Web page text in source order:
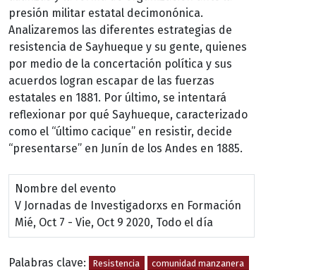
presión militar estatal decimonónica.
Analizaremos las diferentes estrategias de
resistencia de Sayhueque y su gente, quienes
por medio de la concertación política y sus
acuerdos logran escapar de las fuerzas
estatales en 1881. Por último, se intentará
reflexionar por qué Sayhueque, caracterizado
como el “último cacique” en resistir, decide
“presentarse” en Junín de los Andes en 1885.
Nombre del evento
V Jornadas de Investigadorxs en Formación
Mié, Oct 7 - Vie, Oct 9 2020, Todo el día
Palabras clave: Resistencia
comunidad manzanera